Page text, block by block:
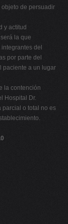
objeto de persuadir
y actitud
la que
del
por parte del
paciente a un lugar
la contención
Hospital Dr.
parcial o total no es